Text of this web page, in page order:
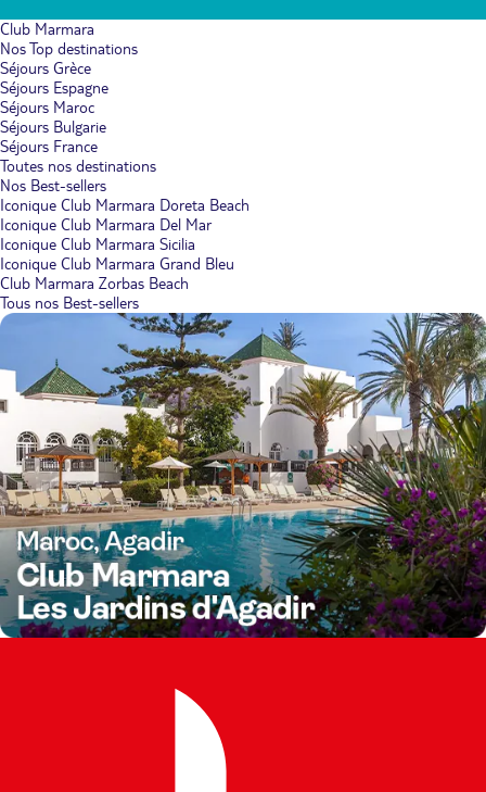
Club Marmara
Nos Top destinations
Séjours Grèce
Séjours Espagne
Séjours Maroc
Séjours Bulgarie
Séjours France
Toutes nos destinations
Nos Best-sellers
Iconique Club Marmara Doreta Beach
Iconique Club Marmara Del Mar
Iconique Club Marmara Sicilia
Iconique Club Marmara Grand Bleu
Club Marmara Zorbas Beach
Tous nos Best-sellers